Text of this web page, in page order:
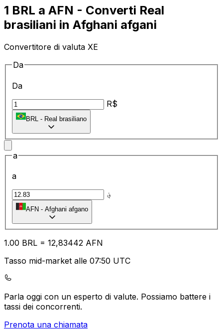
1 BRL a AFN - Converti Real
brasiliani in Afghani afgani
Convertitore di valuta XE
Da
Da
R$
BRL - Real brasiliano
a
a
؋
AFN - Afghani afgano
1.00 BRL = 12,83442 AFN
Tasso mid-market alle 07:50 UTC
Parla oggi con un esperto di valute. Possiamo battere i
tassi dei concorrenti.
Prenota una chiamata